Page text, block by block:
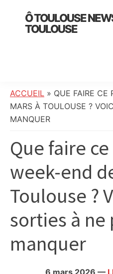
primary
Ô TOULOUSE
TOULOUSE
:
info
locale,
culture,
politique,
météo,
divers
initiatives
ACCUEIL » QUE FAIRE CE
MARS À TOULOUSE ?
MANQUER
Que faire
week-end
Toulouse ?
sorties à ne
manquer
6 mars 2026 —